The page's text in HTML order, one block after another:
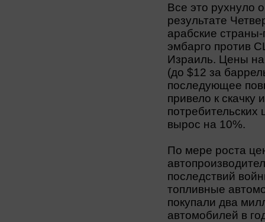
Все это рухнуло
результате
арабские
эмбарго против
Израиль. Цены
(до $12 за
последующее
привело к скачку
вырос на 10%.
По мере роста
последствий
топливные
покупали два
автомобилей в